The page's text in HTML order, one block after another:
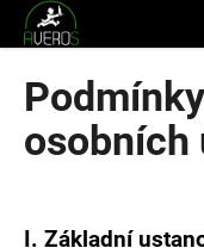
Přejít
obsah
osobních
I. Základní
o
C
o
o